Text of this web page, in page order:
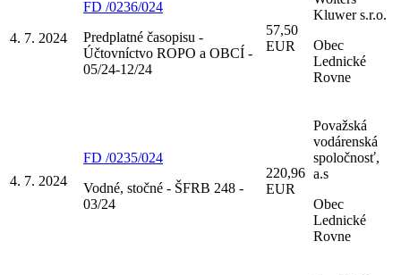
4. 7. 2024
FD /0236/024
Predplatné časopisu -
Účtovníctvo ROPO a OBCÍ -
05/24-12/24
57,50
EUR
Kluwer s.r.o.
Obec
Lednické
Rovne
4. 7. 2024
FD /0235/024
Vodné, stočné - ŠFRB 248 -
03/24
220,96
EUR
Považská
vodárenská
spoločnosť,
a.s
Obec
Lednické
Rovne